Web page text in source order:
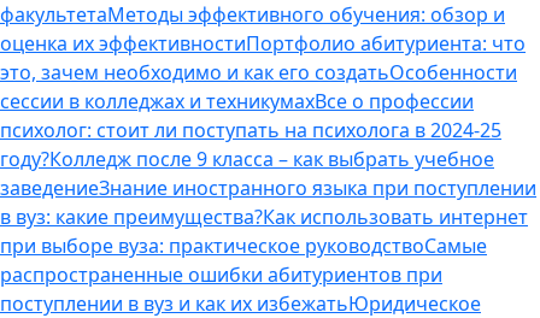
факультетаМетоды эффективного обучения: обзор и
оценка их эффективностиПортфолио абитуриента: что
это, зачем необходимо и как его создатьОсобенности
сессии в колледжах и техникумахВсе о профессии
психолог: стоит ли поступать на психолога в 2024-25
году?Колледж после 9 класса – как выбрать учебное
заведениеЗнание иностранного языка при поступлении
в вуз: какие преимущества?Как использовать интернет
при выборе вуза: практическое руководствоСамые
распространенные ошибки абитуриентов при
поступлении в вуз и как их избежатьЮридическое